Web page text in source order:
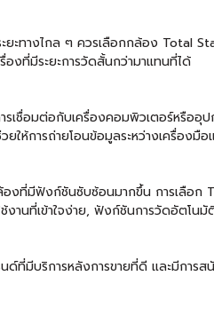
างไกล ๆ ควรเลือกกล้อง Total
องที่มีระยะการวัดสั้นกว่ามาแทนที่ได้
เชื่อมต่อกับเครื่องคอมพิวเตอร์หรืออุ
การถ่ายโอนข้อมูลระหว่างเครื่องมือ
ที่มีฟังก์ชันซับซ้อนมากขึ้น การเลือก
งานที่เข้าใจง่าย, ฟังก์ชันการวัดอัตโน
มีบริการหลังการขายที่ดี และมีการ